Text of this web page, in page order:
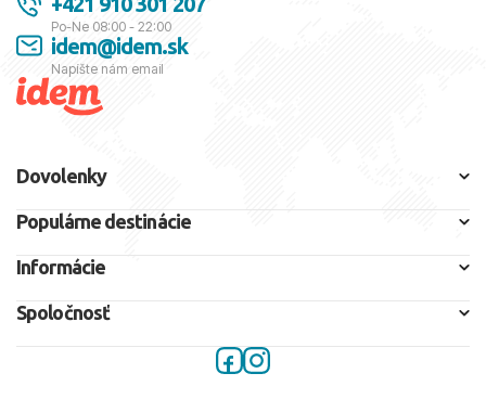
Po-Ne 08:00 - 22:00
idem@idem.sk
Napíšte nám email
Dovolenky
Populárne destinácie
Informácie
Spoločnosť